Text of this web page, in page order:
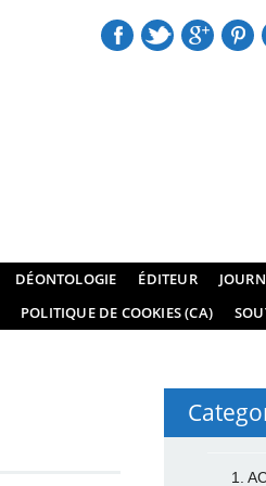
DÉONTOLOGIE ÉDITEUR
POLITIQUE DE COOKIES (CA)
1.